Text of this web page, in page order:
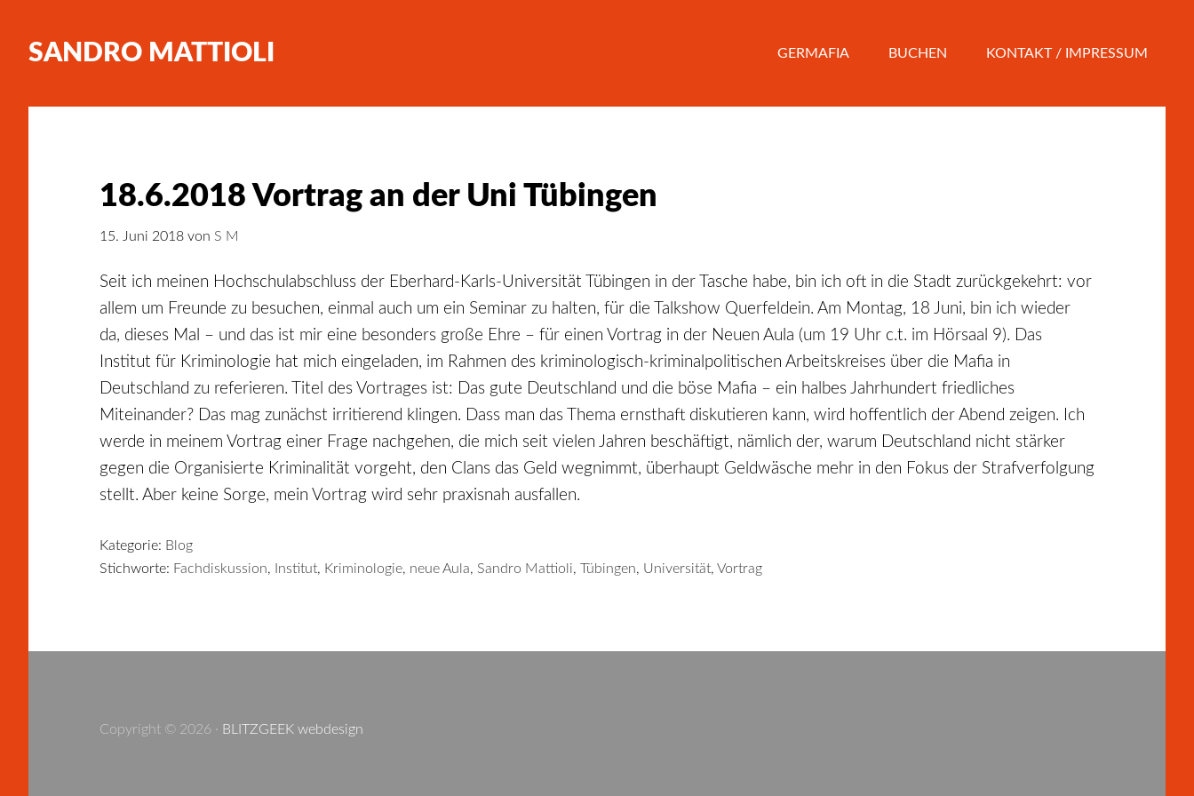
SANDRO MATTIOLI GERMAFIA BUCHEN KONTAKT / IMPRESSUM
18.6.2018 Vortrag an der Uni Tübingen
15. Juni 2018 von S M
Seit ich meinen Hochschulabschluss der Eberhard-Karls-Universität Tübingen in der Tasche habe, bin ich oft in die Stadt zurückgekehrt: vor
allem um Freunde zu besuchen, einmal auch um ein Seminar zu halten, für die Talkshow Querfeldein. Am Montag, 18 Juni, bin ich wieder
da, dieses Mal – und das ist mir eine besonders große Ehre – für einen Vortrag in der Neuen Aula (um 19 Uhr c.t. im Hörsaal 9). Das
Institut für Kriminologie hat mich eingeladen, im Rahmen des kriminologisch-kriminalpolitischen Arbeitskreises über die Mafia in
Deutschland zu referieren. Titel des Vortrages ist: Das gute Deutschland und die böse Mafia – ein halbes Jahrhundert friedliches
Miteinander? Das mag zunächst irritierend klingen. Dass man das Thema ernsthaft diskutieren kann, wird hoffentlich der Abend zeigen. Ich
werde in meinem Vortrag einer Frage nachgehen, die mich seit vielen Jahren beschäftigt, nämlich der, warum Deutschland nicht stärker
gegen die Organisierte Kriminalität vorgeht, den Clans das Geld wegnimmt, überhaupt Geldwäsche mehr in den Fokus der Strafverfolgung
stellt. Aber keine Sorge, mein Vortrag wird sehr praxisnah ausfallen.
Kategorie: Blog
Stichworte: Fachdiskussion, Institut, Kriminologie, neue Aula, Sandro Mattioli, Tübingen, Universität, Vortrag
Copyright © 2026 · BLITZGEEK webdesign